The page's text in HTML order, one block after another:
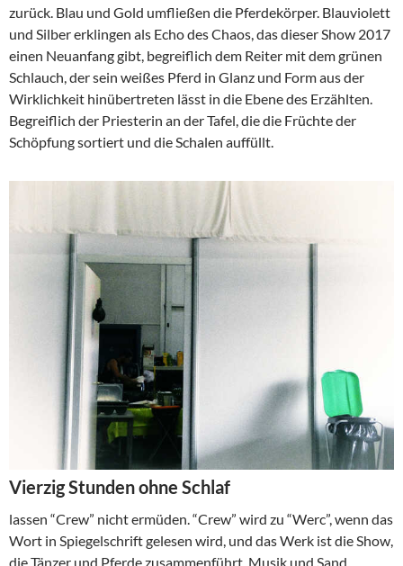
zurück. Blau und Gold umfließen die Pferdekörper. Blauviolett
und Silber erklingen als Echo des Chaos, das dieser Show 2017
einen Neuanfang gibt, begreiflich dem Reiter mit dem grünen
Schlauch, der sein weißes Pferd in Glanz und Form aus der
Wirklichkeit hinübertreten lässt in die Ebene des Erzählten.
Begreiflich der Priesterin an der Tafel, die die Früchte der
Schöpfung sortiert und die Schalen auffüllt.
Vierzig Stunden ohne Schlaf
lassen “Crew” nicht ermüden. “Crew” wird zu “Werc”, wenn das
Wort in Spiegelschrift gelesen wird, und das Werk ist die Show,
die Tänzer und Pferde zusammenführt, Musik und Sand,